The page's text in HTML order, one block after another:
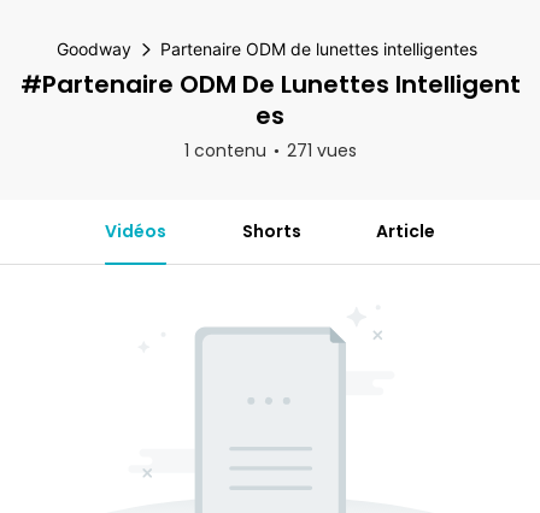
Goodway Partenaire ODM de lunettes intelligentes
#Partenaire ODM De Lunettes Intelligent
Es
1 contenu 271 vues
Vidéos Shorts Article